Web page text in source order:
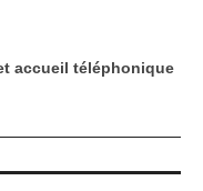
accueil téléphonique